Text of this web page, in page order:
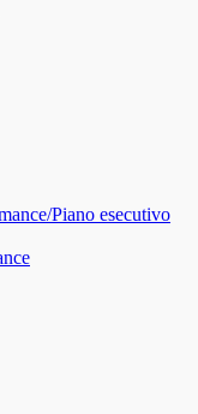
Piano esecutivo